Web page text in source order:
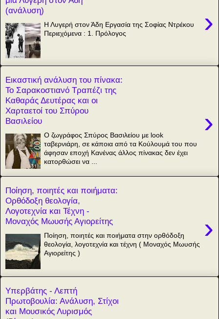
(ανάλυση)
›
Η Λυγερή στον Άδη Εργασία της Σοφίας Ντρέκου
Περιεχόμενα : 1. Πρόλογος
Εικαστική ανάλυση του πίνακα:
Το Σαρακοστιανό Τραπέζι της
Καθαράς Δευτέρας και οι
Χαρταετοί του Σπύρου
Βασιλείου
›
Ο ζωγράφος Σπύρος Βασιλείου με look
ταβερνιάρη, σε κάποια από τα Κούλουμά του που
άφησαν εποχή Κανένας άλλος πίνακας δεν έχει
κατορθώσει να ...
Ποίηση, ποιητές και ποιήματα:
Ορθόδοξη θεολογία,
Λογοτεχνία και Τέχνη -
Μοναχός Μωυσής Αγιορείτης
›
Ποίηση, ποιητές και ποιήματα στην ορθόδοξη
θεολογία, λογοτεχνία και τέχνη ( Μοναχός Μωυσής
Αγιορείτης )
Υπερβάτης - Λεπτή
Πρωτοβουλία: Ανάλυση, Στίχοι
και Μουσικός Λυρισμός